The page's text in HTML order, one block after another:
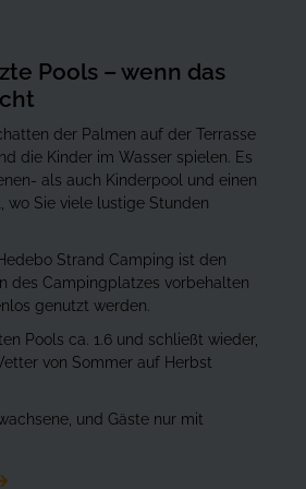
Pools – wenn das
der Palmen auf der Terrasse
die Kinder im Wasser spielen. Es
als auch Kinderpool und einen
wo Sie viele lustige Stunden
Strand Camping ist den
des Campingplatzes vorbehalten
genutzt werden.
Pools ca. 1.6 und schließt wieder,
von Sommer auf Herbst
und Gäste nur mit